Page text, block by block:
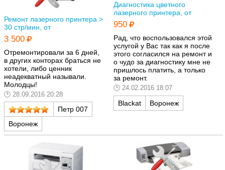
Ремонт лазерного принтера >
30 стр/мин, от
3 500
Отремонтировали за 6 дней,
в других конторах браться не
хотели, либо ценник
неадекватный называли.
Молодцы!
28.09.2016 20:28
Петр 007
Воронеж
Диагностика цветного
лазерного принтера, от
950
Рад, что воспользовался этой
услугой у Вас так как я после
этого согласился на ремонт и
о чудо за диагностику мне не
пришлось платить, а только
за ремонт.
24.02.2016 18:07
Blackat Воронеж